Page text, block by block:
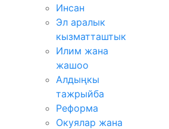
Инсан
Эл аралык
кызматташтык
Илим жана
жашоо
Алдыңкы
тажрыйба
Реформа
Окуялар жана